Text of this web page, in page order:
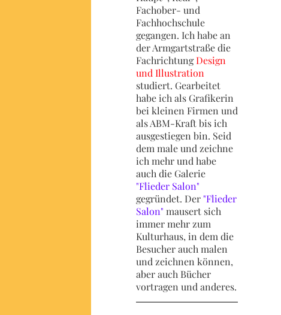
Fachober- und
Fachhochschule
gegangen. Ich habe an
der Armgartstraße die
FachrichtungDesign
und Illustration
studiert. Gearbeitet
habe ich als Grafikerin
bei kleinen Firmen und
als ABM-Kraft bis ich
ausgestiegen bin. Seid
dem male und zeichne
ich mehr und habe
auch die Galerie
"Flieder Salon"
gegründet. Der "Flieder
Salon" mausert sich
immer mehr zum
Kulturhaus, in dem die
Besucher auch malen
und zeichnen können,
aber auch Bücher
vortragen und anderes.